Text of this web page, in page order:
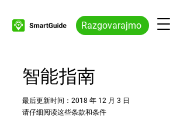
Razgovarajmo
智能指南
最后更新时间：2018 年 12 月 3 日
请仔细阅读这些条款和条件